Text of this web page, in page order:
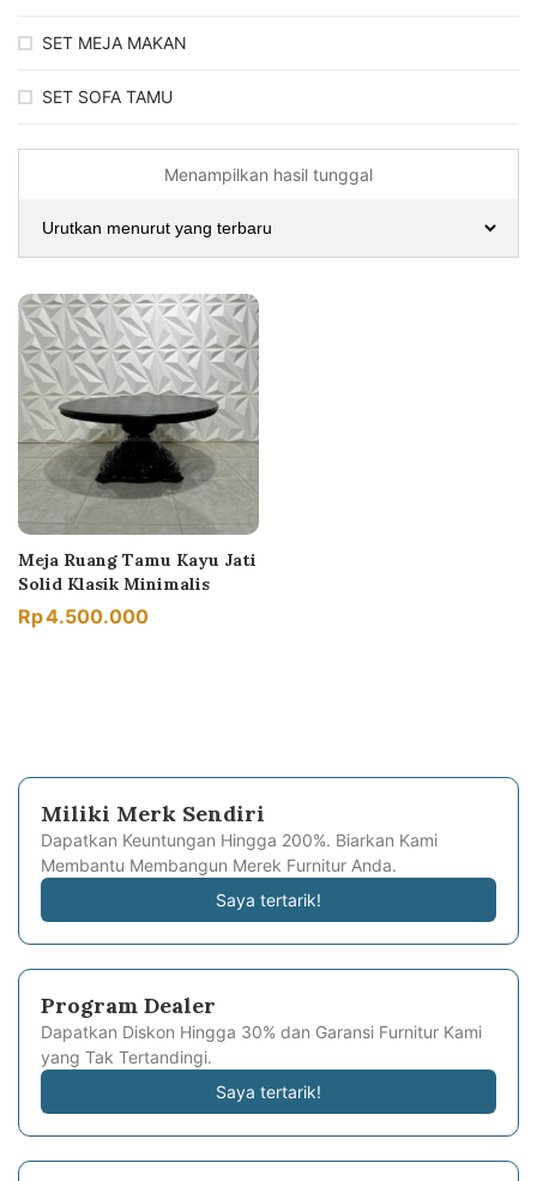
SET MEJA MAKAN
SET SOFA TAMU
Menampilkan hasil tunggal
Meja Ruang Tamu Kayu Jati
Solid Klasik Minimalis
Rp4.500.000
Miliki Merk Sendiri
Dapatkan Keuntungan Hingga 200%. Biarkan Kami
Membantu Membangun Merek Furnitur Anda.
Saya tertarik!
Program Dealer
Dapatkan Diskon Hingga 30% dan Garansi Furnitur Kami
yang Tak Tertandingi.
Saya tertarik!